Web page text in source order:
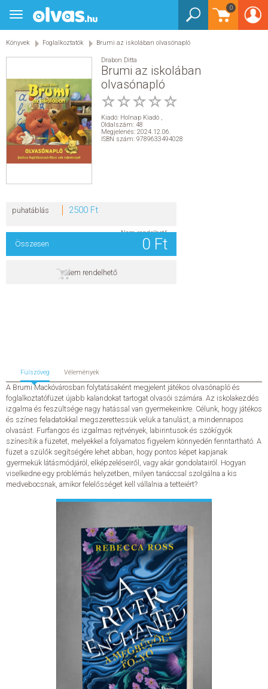
0
Toggle
navigation
Könyvek Foglalkoztatók Brumi az iskolában olvasónapló
Drabon Ditta
Brumi az iskolában
olvasónapló
Kiadó: Holnap Kiadó ,
Oldalszám: 48
Megjelenés: 2024.12.06.
ISBN szám: 9789633494028
Nem rendelhető
puhatáblás 2500 Ft
Nem rendelhető
Összesen 0 Ft
Fülszöveg Vélemények
A Brumi Mackóvárosban folytatásaként megjelent játékos olvasónapló és
foglalkoztatófüzet újabb kalandokat tartogat olvasói számára. Az iskolakezdés
izgalma és feszültsége nagy hatással van gyermekeinkre. Célunk, hogy játékos
és színes feladatokkal megszerettessük velük a tanulást, a mindennapos
olvasást. Furfangos és izgalmas rejtvények, labirintusok és szókígyók
színesítik a füzetet, melyekkel a folyamatos figyelem könnyedén fenntartható. A
füzet a szülők segítségére lehet abban, hogy pontos képet kapjanak
gyermekük látásmódjáról, elképzeléseiről, vagy akár gondolatairól. Hogyan
viselkedne egy problémás helyzetben, milyen tanáccsal szolgálna a kis
medvebocsnak, amikor felelősséget kell vállalnia a tetteiért?
BEJELENTKEZÉS
KÖNYVEK
EGYÉB TERMÉKEK
STAR WARS
AKCIÓ
SEGÍTHETEK?
HÍREK
KAPCSOLAT
ELŐRENDELHETŐ KIADVÁNYOK
ÚJDONSÁGOK
ELŐRENDELÉSI TOPLISTA
ÁLTALÁNOS SZERZŐDÉSI FELTÉTELEK
ADATKEZELÉSI ÉS ADATVÉDELMI SZABÁLYZAT